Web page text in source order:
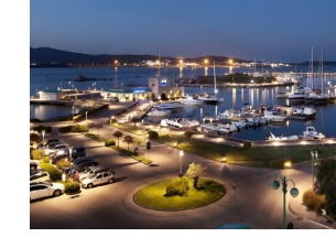
Marina
na
Sardinia